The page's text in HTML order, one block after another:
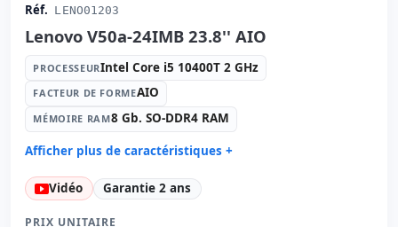
Réf. LENO01203
Lenovo V50a-24IMB 23.8'' AIO
PROCESSEURIntel Core i5 10400T 2 GHz
FACTEUR DE FORMEAIO
MÉMOIRE RAM8 Gb. SO-DDR4 RAM
Afficher plus de caractéristiques +
Processeur: Intel Core i5 10400T 2 GHz.
Facteur de forme: AIO
Mémoire RAM:
Vidéo Garantie 2 ans
PRIX UNITAIRE